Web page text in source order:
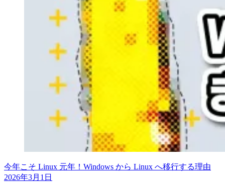
今年こそ Linux 元年！Windows から Linux へ移行する理由
2026年3月1日